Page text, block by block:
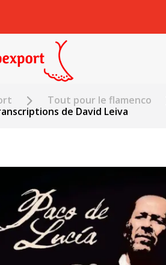
Tout pour le flamenco
de David Leiva